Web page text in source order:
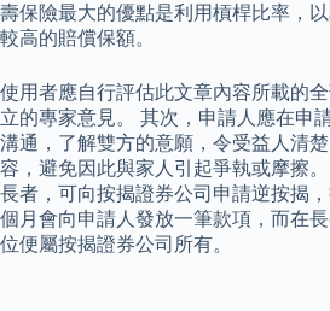
壽保險最大的優點是利用槓桿比率，
較高的賠償保額。
使用者應自行評估此文章內容所載的
立的專家意見。 其次，申請人應在申
溝通，了解雙方的意願，令受益人清
容，避免因此與家人引起爭執或摩擦
長者，可向按揭證券公司申請逆按揭
個月會向申請人發放一筆款項，而在
位便屬按揭證券公司所有。